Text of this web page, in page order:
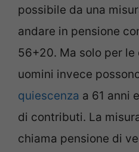
possibile da una
andare in pensione
56+20. Ma solo per le
uomini invece
quiescenza a 61 anni
di contributi. La
chiama pensione di